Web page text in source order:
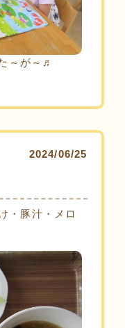
～が～♬
2024/06/25
・豚汁・メロ